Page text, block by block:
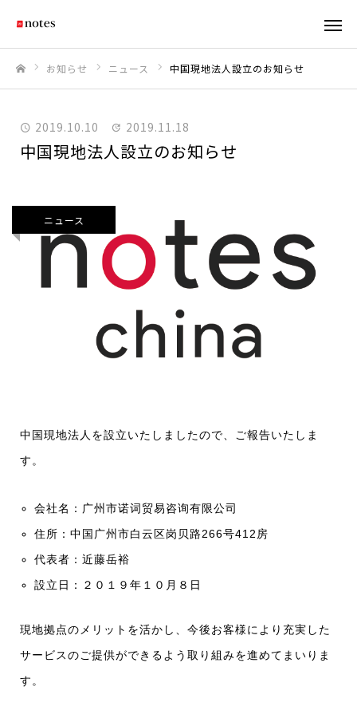
お知らせ ニュース 中国現地法人設立のお知らせ
2019.10.10 2019.11.18
中国現地法人設立のお知らせ
ニュース
中国現地法人を設立いたしましたので、ご報告いたしま
す。
会社名：广州市诺词贸易咨询有限公司
住所：中国广州市白云区岗贝路266号412房
代表者：近藤岳裕
設立日：２０１９年１０月８日
現地拠点のメリットを活かし、今後お客様により充実した
サービスのご提供ができるよう取り組みを進めてまいりま
す。